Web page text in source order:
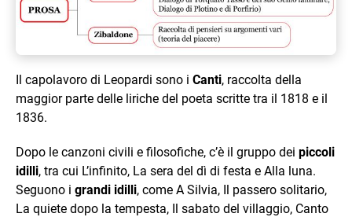
Il capolavoro di Leopardi sono i Canti, raccolta della
maggior parte delle liriche del poeta scritte tra il 1818 e il
1836.
Dopo le canzoni civili e filosofiche, c’è il gruppo dei piccoli
idilli, tra cui L’infinito, La sera del dì di festa e Alla luna.
Seguono i grandi idilli, come A Silvia, Il passero solitario,
La quiete dopo la tempesta, Il sabato del villaggio, Canto